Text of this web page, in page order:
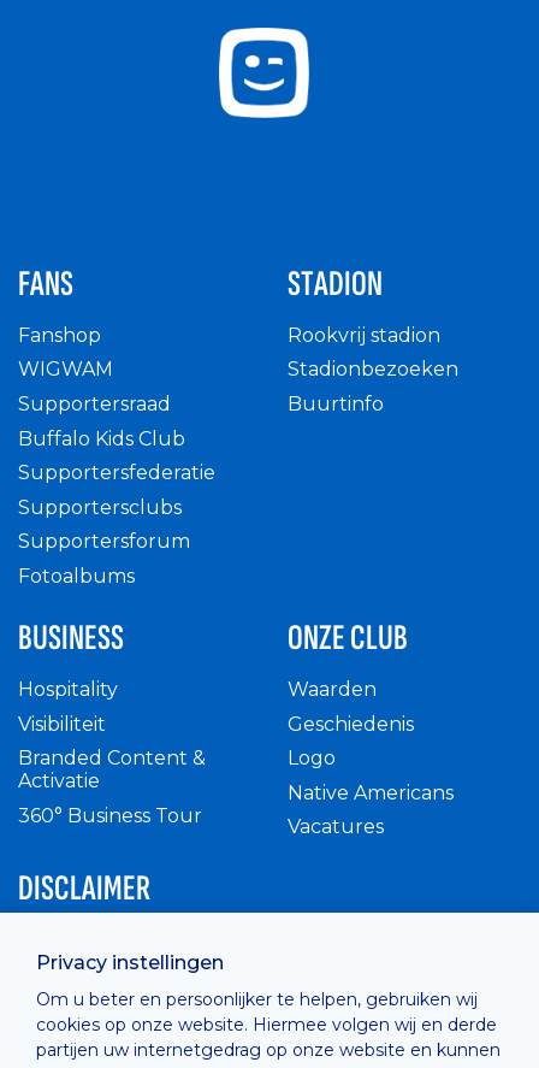
Privacy instellingen
Om u beter en persoonlijker te helpen, gebruiken wij
cookies op onze website. Hiermee volgen wij en derde
partijen uw internetgedrag op onze website en kunnen
FANS
Fanshop
WIGWAM
Supportersraad
Buffalo Kids Club
Supportersfederatie
Supportersclubs
Supportersforum
Fotoalbums
STADION
Rookvrij stadion
Stadionbezoeken
Buurtinfo
BUSINESS
Hospitality
Visibiliteit
Branded Content &
Activatie
360° Business Tour
ONZE CLUB
Waarden
Geschiedenis
Logo
Native Americans
Vacatures
DISCLAIMER
Privacy Policy
Cashless
verkoopsvoorwaarden